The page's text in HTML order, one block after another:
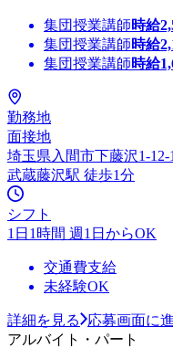
集団授業講師時給
集団授業講師時給
集団授業講師時給
勤務地
面接地
埼玉県入間市下藤沢1-
武蔵藤沢駅 徒歩1分
シフト
1日1時間 週1日からOK
交通費支給
未経験OK
詳細を見る
応募画面に
アルバイト・パート